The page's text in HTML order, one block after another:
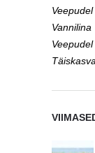
Veepudel
Vannilina